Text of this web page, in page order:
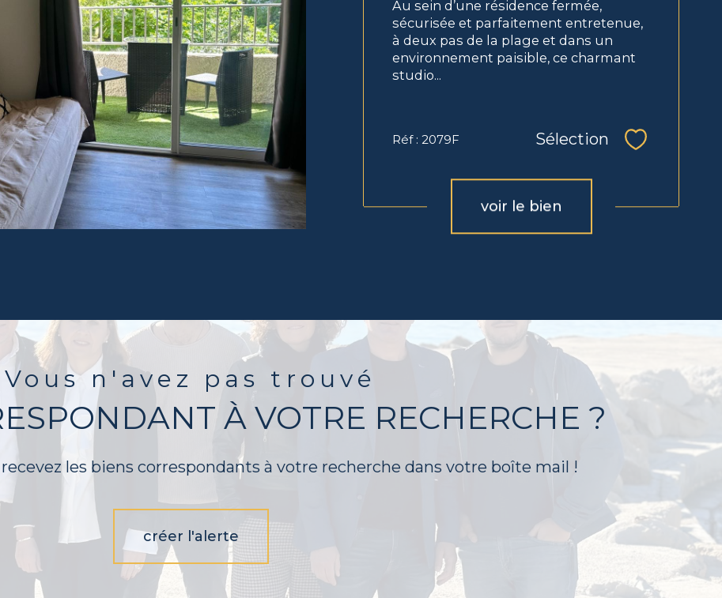
Au sein d’une résidence fermée,
sécurisée et parfaitement entretenue,
à deux pas de la plage et dans un
environnement paisible, ce charmant
studio...
Réf : 2079F Sélection
voir le bien
Vous n'avez pas trouvé
À VOTRE RECHERCHE ?
les biens correspondants à votre recherche dans votre boîte mail !
créer l'alerte